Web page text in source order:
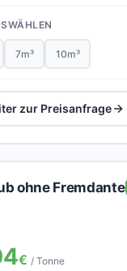
7m³ 10m³
zur Preisanfrage
ohne Fremdanteil
€ / Tonne